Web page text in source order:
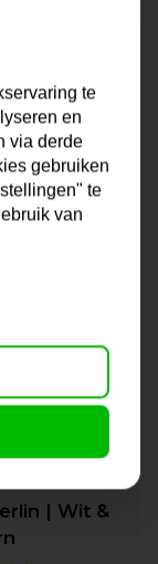
Modern
| Wit &
te
en
via derde
gebruiken
te
van